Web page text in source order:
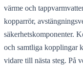
värme och
kopparrör,
säkerhetskomponenter.
och samtliga kopplingar
vidare till nästa steg. På